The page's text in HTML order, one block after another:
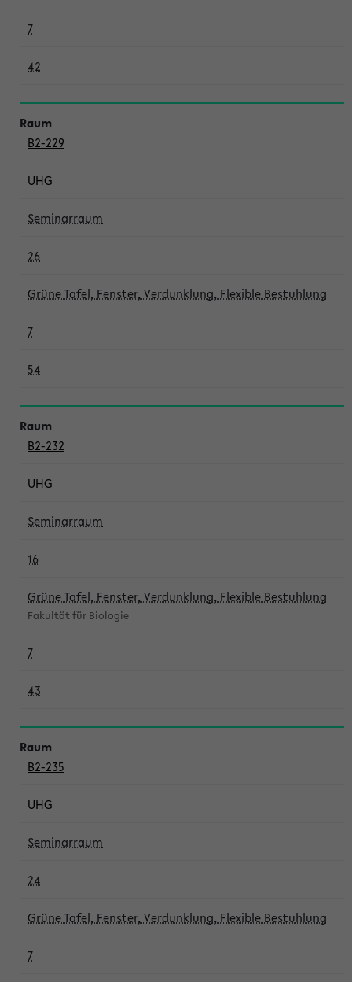
7
42
B2-229
UHG
Seminarraum
26
Grüne Tafel, Fenster, Verdunklung, Flexible Bestuhlung
7
54
B2-232
UHG
Seminarraum
16
Grüne Tafel, Fenster, Verdunklung, Flexible Bestuhlung
Fakultät für Biologie
7
43
B2-235
UHG
Seminarraum
24
Grüne Tafel, Fenster, Verdunklung, Flexible Bestuhlung
7